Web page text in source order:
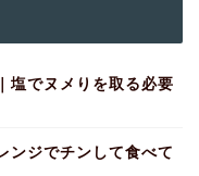
塩でヌメりを取る必要
ンジでチンして食べて